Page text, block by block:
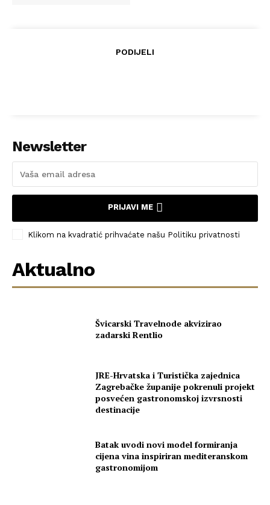
PODIJELI
Newsletter
PRIJAVI ME
Klikom na kvadratić prihvaćate našu Politiku privatnosti
Aktualno
Švicarski Travelnode akvizirao
zadarski Rentlio
JRE-Hrvatska i Turistička zajednica
Zagrebačke županije pokrenuli projekt
posvećen gastronomskoj izvrsnosti
destinacije
Batak uvodi novi model formiranja
cijena vina inspiriran mediteranskom
gastronomijom